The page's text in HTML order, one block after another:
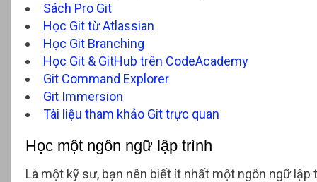
Sách Pro Git
Học Git từ Atlassian
Học Git Branching
Học Git & GitHub trên CodeAcademy
Git Command Explorer
Git Immersion
Tài liệu tham khảo Git trực quan
Học một ngôn ngữ lập trình
Là một kỹ sư, bạn nên biết ít nhất một ngôn ngữ